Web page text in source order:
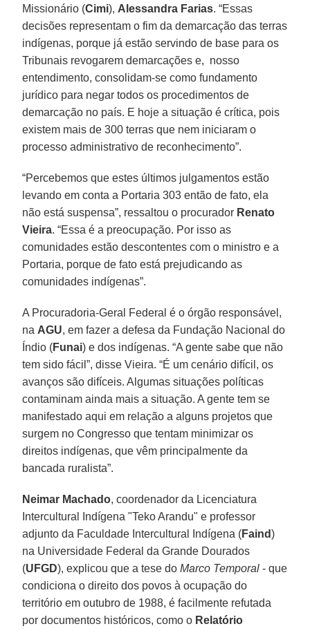
Missionário (Cimi), Alessandra Farias. “Essas
decisões representam o fim da demarcação das terras
indígenas, porque já estão servindo de base para os
Tribunais revogarem demarcações e, nosso
entendimento, consolidam-se como fundamento
jurídico para negar todos os procedimentos de
demarcação no país. E hoje a situação é crítica, pois
existem mais de 300 terras que nem iniciaram o
processo administrativo de reconhecimento”.
“Percebemos que estes últimos julgamentos estão
levando em conta a Portaria 303 então de fato, ela
não está suspensa”, ressaltou o procurador Renato
Vieira. “Essa é a preocupação. Por isso as
comunidades estão descontentes com o ministro e a
Portaria, porque de fato está prejudicando as
comunidades indígenas”.
A Procuradoria-Geral Federal é o órgão responsável,
na AGU, em fazer a defesa da Fundação Nacional do
Índio (Funai) e dos indígenas. “A gente sabe que não
tem sido fácil”, disse Vieira. “É um cenário difícil, os
avanços são difíceis. Algumas situações políticas
contaminam ainda mais a situação. A gente tem se
manifestado aqui em relação a alguns projetos que
surgem no Congresso que tentam minimizar os
direitos indígenas, que vêm principalmente da
bancada ruralista”.
Neimar Machado, coordenador da Licenciatura
Intercultural Indígena "Teko Arandu" e professor
adjunto da Faculdade Intercultural Indígena (Faind)
na Universidade Federal da Grande Dourados
(UFGD), explicou que a tese doMarco Temporal - que
condiciona o direito dos povos à ocupação do
território em outubro de 1988, é facilmente refutada
por documentos históricos, como o Relatório